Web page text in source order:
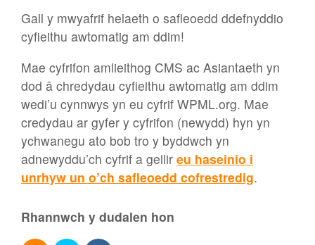
Gall y mwyafrif helaeth o safleoedd ddefnyddio
cyfieithu awtomatig am ddim!
Mae cyfrifon amlieithog CMS ac Asiantaeth yn
dod â chredydau cyfieithu awtomatig am ddim
wedi’u cynnwys yn eu cyfrif WPML.org. Mae
credydau ar gyfer y cyfrifon (newydd) hyn yn
ychwanegu ato bob tro y byddwch yn
adnewyddu’ch cyfrif a gellir eu haseinio i
unrhyw un o’ch safleoedd cofrestredig.
Rhannwch y dudalen hon